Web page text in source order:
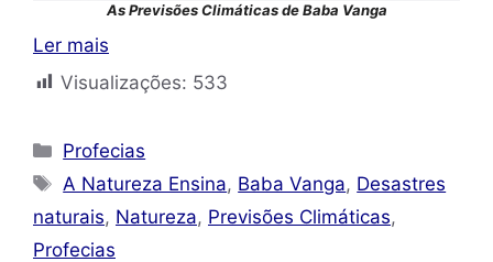
As Previsões Climáticas de Baba Vanga
Ler mais
Visualizações: 533
Categorias
Profecias
Tags
A Natureza Ensina, Baba Vanga, Desastres
naturais, Natureza, Previsões Climáticas,
Profecias